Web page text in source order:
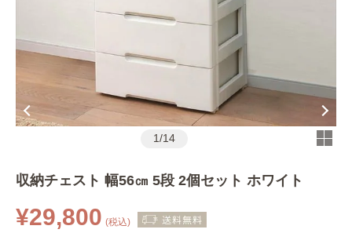
1/14
収納チェスト 幅56㎝ 5段 2個セット ホワイト
¥29,800 (税込)